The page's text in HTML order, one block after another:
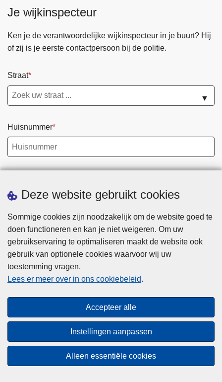
Deze website gebruikt cookies
Sommige cookies zijn noodzakelijk om de website goed te
doen functioneren en kan je niet weigeren. Om uw
gebruikservaring te optimaliseren maakt de website ook
gebruik van optionele cookies waarvoor wij uw
toestemming vragen.
Lees er meer over in ons cookiebeleid.
Accepteer alle
Instellingen aanpassen
Alleen essentiële cookies
Je wijkinspecteur
Ken je de verantwoordelijke wijkinspecteur in je buurt? Hij
of zij is je eerste contactpersoon bij de politie.
Straat
▼
Huisnummer
Laatste nieuws
30 juli: Werelddag tegen mensenhandel
Wo 29.07.2026 - 7:54
Verkeersacties tijdens de Gentse Feesten:
focus op alcohol, drugs en veilig thuiskomen
Ma 27.07.2026 - 10:31